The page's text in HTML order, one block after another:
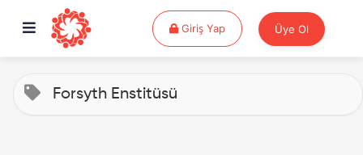
Giriş YapGiriş Yap Üye Ol
Forsyth Enstitüsü